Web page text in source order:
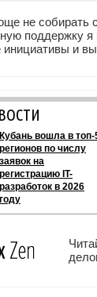
не собирать
поддержку
инициативы и
Кубань вошла в топ-
регионов по числу
заявок на
регистрацию IT-
разработок в 2026
году